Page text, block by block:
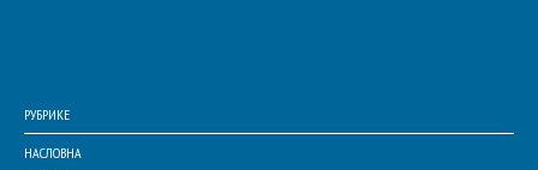
РУБРИКЕ
НАСЛОВНА